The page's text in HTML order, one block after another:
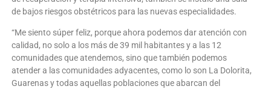
de bajos riesgos obstétricos para las nuevas especialidades.
“Me siento súper feliz, porque ahora podemos dar atención con
calidad, no solo a los más de 39 mil habitantes y a las 12
comunidades que atendemos, sino que también podemos
atender a las comunidades adyacentes, como lo son La Dolorita,
Guarenas y todas aquellas poblaciones que abarcan del